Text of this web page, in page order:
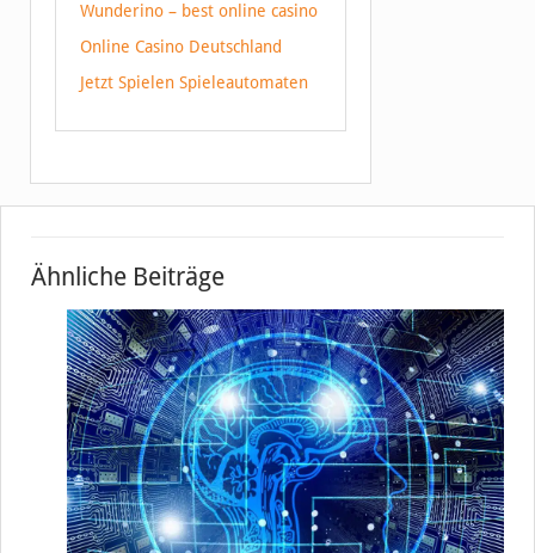
Wunderino – best online casino
Online Casino Deutschland
Jetzt Spielen Spieleautomaten
Ähnliche Beiträge